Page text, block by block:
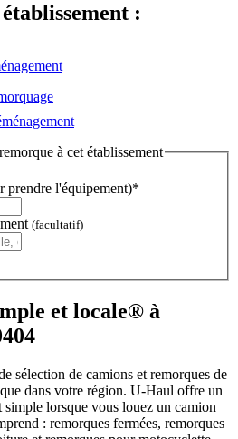
:
à cet établissement
prendre l'équipement)*
(facultatif)
et locale® à
sélection de camions et remorques de
dans votre région. U-Haul offre un
simple lorsque vous louez un camion
: remorques fermées, remorques